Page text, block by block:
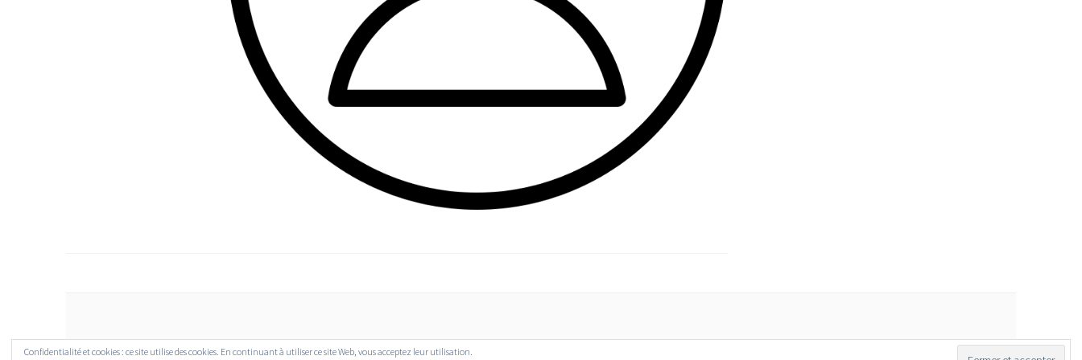
Confidentialité et cookies : ce site utilise des cookies. En continuant à utiliser ce site Web, vous acceptez leur utilisation.